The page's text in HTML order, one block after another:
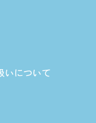
いについて